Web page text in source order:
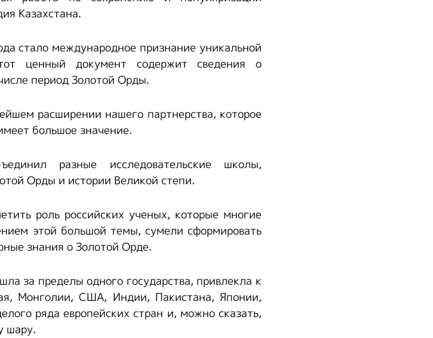
Казахстана.
стало международное признание уникальной
ценный документ содержит сведения о
период Золотой Орды.
расширении нашего партнерства, которое
большое значение.
разные исследовательские школы,
Орды и истории Великой степи.
роль российских ученых, которые многие
этой большой темы, сумели сформировать
знания о Золотой Орде.
за пределы одного государства, привлекла к
Монголии, США, Индии, Пакистана, Японии,
ряда европейских стран и, можно сказать,
шару.